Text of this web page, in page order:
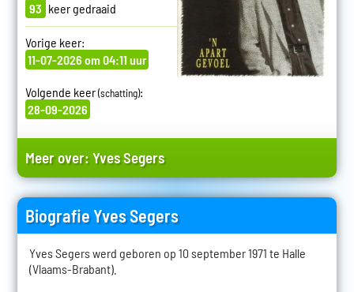
93 keer gedraaid
Vorige keer:
11-07-2026 om 04:11 uur
Volgende keer(schatting):
28-09-2026
Meer over:Yves Segers
Biografie Yves Segers
Yves Segers werd geboren op 10 september 1971 te Halle
(Vlaams-Brabant).